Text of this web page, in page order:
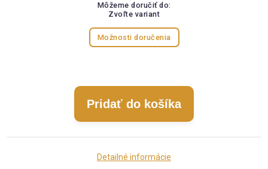
Môžeme doručiť do:
Zvoľte variant
Možnosti doručenia
Pridať do košíka
Detailné informácie